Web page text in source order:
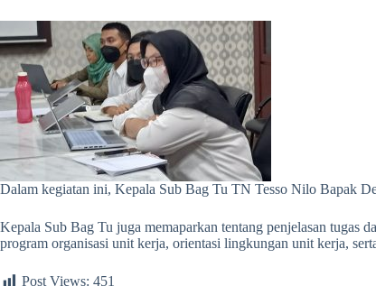
Dalam kegiatan ini, Kepala Sub Bag Tu TN Tesso Nilo Bapak
Kepala Sub Bag Tu juga memaparkan tentang penjelasan tugas
program organisasi unit kerja, orientasi lingkungan unit kerja,
Post Views: 451